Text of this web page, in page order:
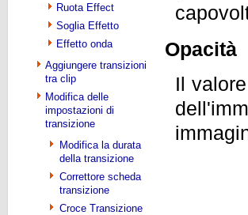
Ruota Effect
Soglia Effetto
Effetto onda
Aggiungere transizioni
tra clip
Modifica delle
impostazioni di
transizione
Modifica la durata
della transizione
Correttore scheda
transizione
Croce Transizione
Opacità
Il